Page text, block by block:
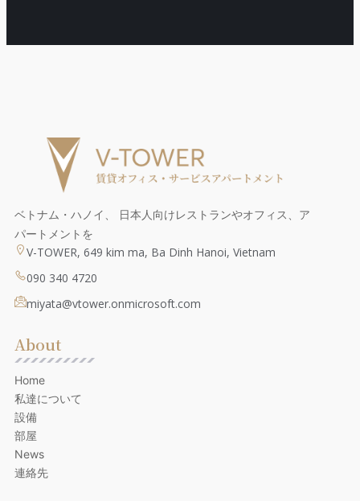
ベトナム・ハノイ、 日本人向けレストランやオフィス、ア
パートメントを
V-TOWER, 649 kim ma, Ba Dinh Hanoi, Vietnam
090 340 4720
miyata@vtower.onmicrosoft.com
About
Home
私達について
設備
部屋
News
連絡先